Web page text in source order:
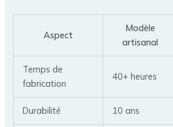
Aspect
Modèle
artisanal
Temps de
fabrication
40+ heures
Durabilité 10 ans